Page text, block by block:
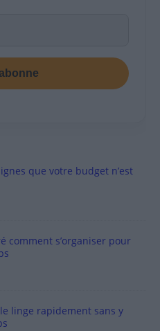
que votre budget n’est
comment s’organiser pour
linge rapidement sans y